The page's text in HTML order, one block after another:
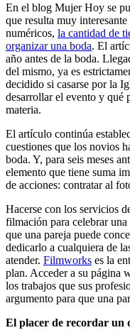
En el blog Mujer Hoy se
que resulta muy
numéricos, la cantidad de
organizar una boda. El
año antes de la boda.
del mismo, ya es
decidido si casarse por la
desarrollar el evento y qué
materia.
El artículo continúa
cuestiones que los novios
boda. Y, para seis meses
elemento que tiene suma
de acciones: contratar al
Hacerse con los servicios
filmación para celebrar
que una pareja puede
dedicarlo a cualquiera de
atender. Filmworks es la
plan. Acceder a su página
los trabajos que sus
argumento para que una
El placer de recordar un